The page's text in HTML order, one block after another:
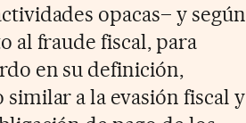
opacas– y según
al fraude fiscal, para
en su definición,
a la evasión fiscal y